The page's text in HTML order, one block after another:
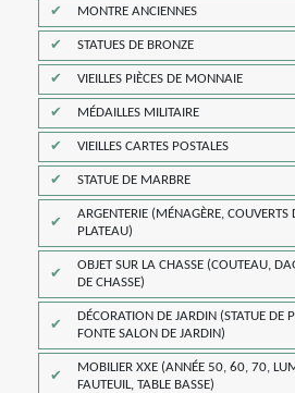
MONTRE ANCIENNES
STATUES DE BRONZE
VIEILLES PIÈCES DE MONNAIE
MÉDAILLES MILITAIRE
VIEILLES CARTES POSTALES
STATUE DE MARBRE
ARGENTERIE (MÉNAGÈRE, COUVERTS
PLATEAU)
OBJET SUR LA CHASSE (COUTEAU,
DE CHASSE)
DÉCORATION DE JARDIN (STATUE DE
FONTE SALON DE JARDIN)
MOBILIER XXE (ANNÉE 50, 60, 70,
FAUTEUIL, TABLE BASSE)